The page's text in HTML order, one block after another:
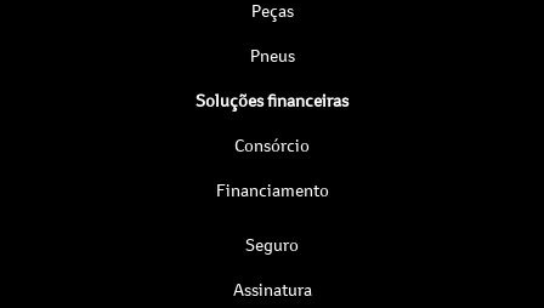
Peças
Pneus
Soluções financeiras
Consórcio
Financiamento
Seguro
Assinatura